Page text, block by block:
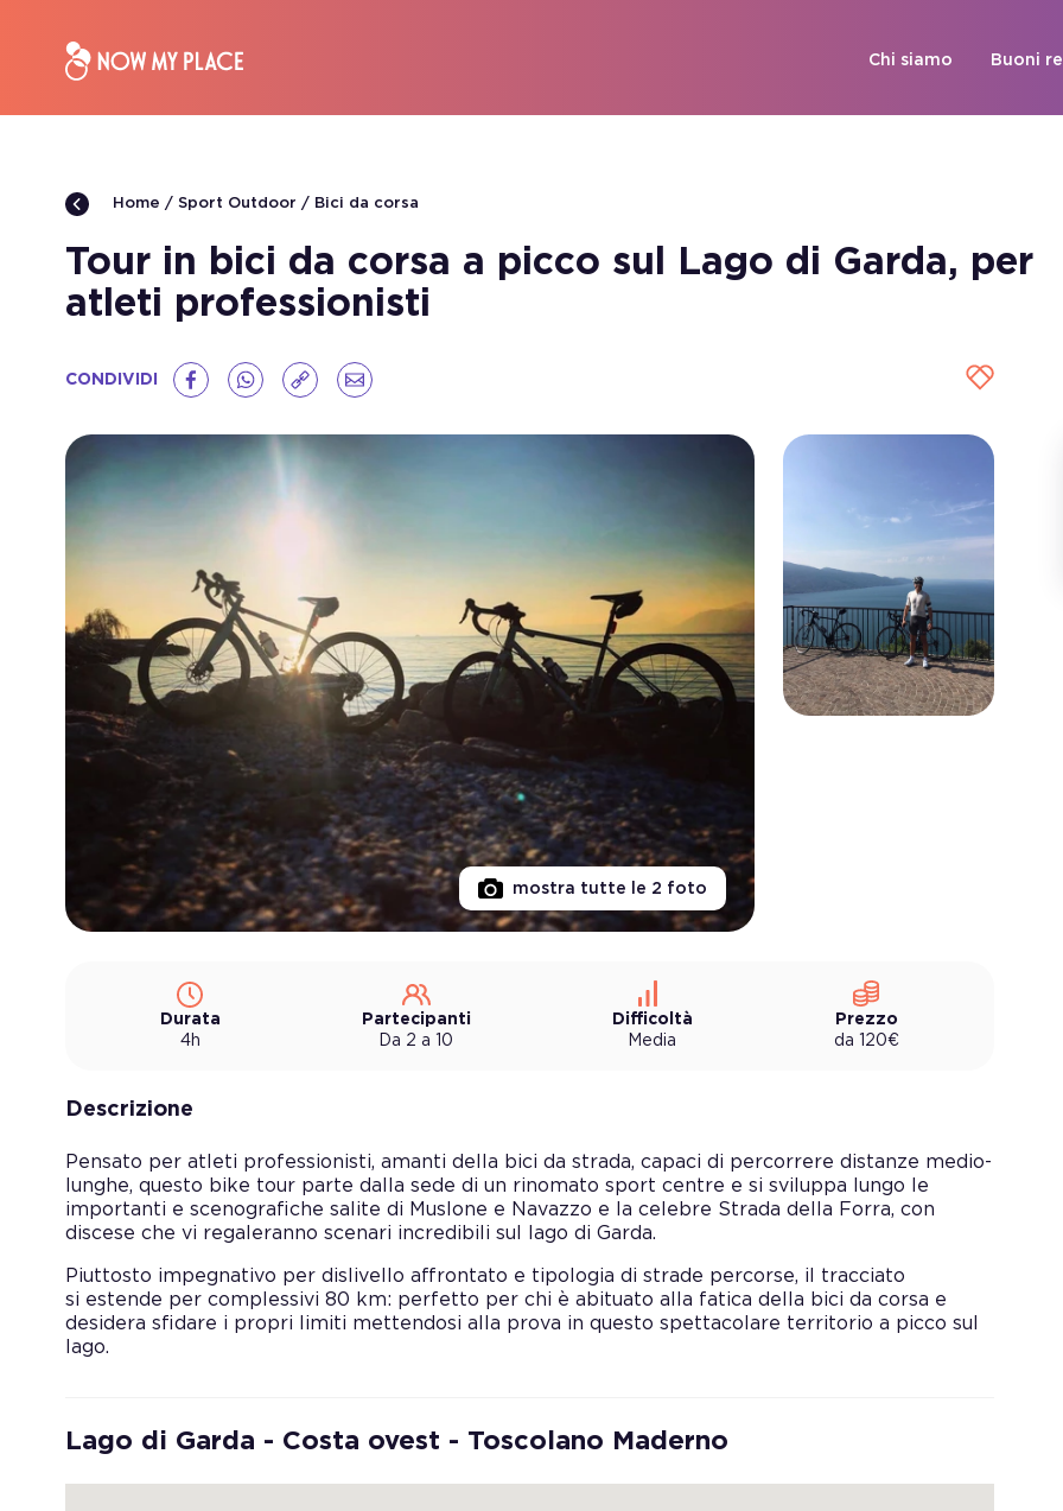
Chi siamo Buoni
Home Sport Outdoor Bici da corsa
Tour in bici da corsa a picco sul Lago di Garda, per
atleti professionisti
CONDIVIDI
mostra tutte le 2 foto
Durata
4h
Partecipanti
Da 2 a 10
Difficoltà
Media
Prezzo
da
120€
Descrizione
Pensato per atleti professionisti, amanti della bici da strada, capaci di percorrere distanze medio-
lunghe, questo bike tour parte dalla sede di un rinomato sport centre e si sviluppa lungo le
importanti e scenografiche salite di Muslone e Navazzo e la celebre Strada della Forra, con
discese che vi regaleranno scenari incredibili sul lago di Garda.
Piuttosto impegnativo per dislivello affrontato e tipologia di strade percorse, il tracciato
si estende per complessivi 80 km: perfetto per chi è abituato alla fatica della bici da corsa e
desidera sfidare i propri limiti mettendosi alla prova in questo spettacolare territorio a picco sul
lago.
Lago di Garda - Costa ovest - Toscolano Maderno